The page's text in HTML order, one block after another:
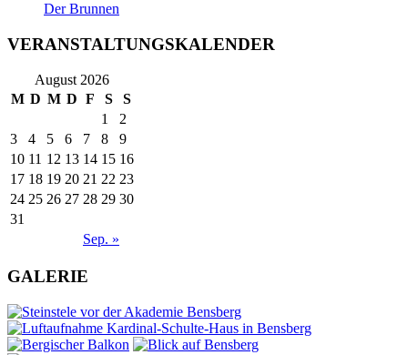
Der Brunnen
VERANSTALTUNGSKALENDER
August 2026
M D M D F S S
Sep. »
1
2
3
4 5 6 7 8
9
10 11 12 13 14 15 16
17 18 19 20 21 22 23
24 25 26 27 28 29 30
31
GALERIE